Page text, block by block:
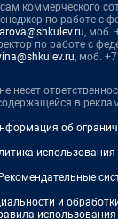
коммерческого
по работе с
, моб.
по работе с
, моб.
несет
в
об
использования
Рекомендательные
и
использования